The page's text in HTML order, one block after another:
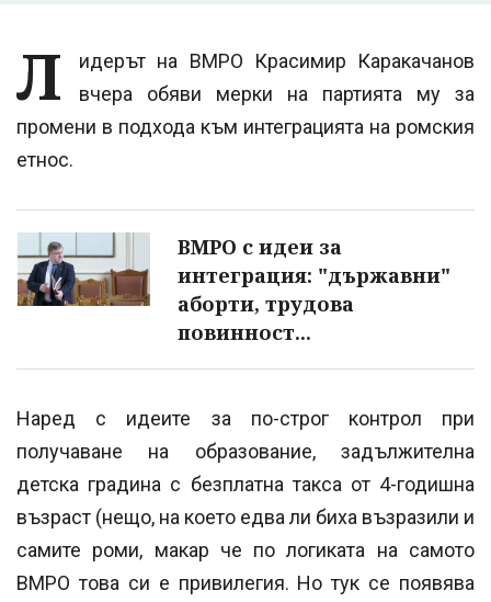
Л
идерът на ВМРО Красимир Каракачанов
вчера обяви мерки на партията му за
промени в подхода към интеграцията на ромския
етнос.
ВМРО с идеи за
интеграция: "държавни"
аборти, трудова
повинност...
Наред с идеите за по-строг контрол при
получаване на образование, задължителна
детска градина с безплатна такса от 4-годишна
възраст (нещо, на което едва ли биха възразили и
самите роми, макар че по логиката на самото
ВМРО това си е привилегия. Но тук се появява